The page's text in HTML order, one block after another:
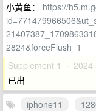
小黄鱼： https://
2824&forceFlush=1
Supplement 1 · 2024
已出
iphone11